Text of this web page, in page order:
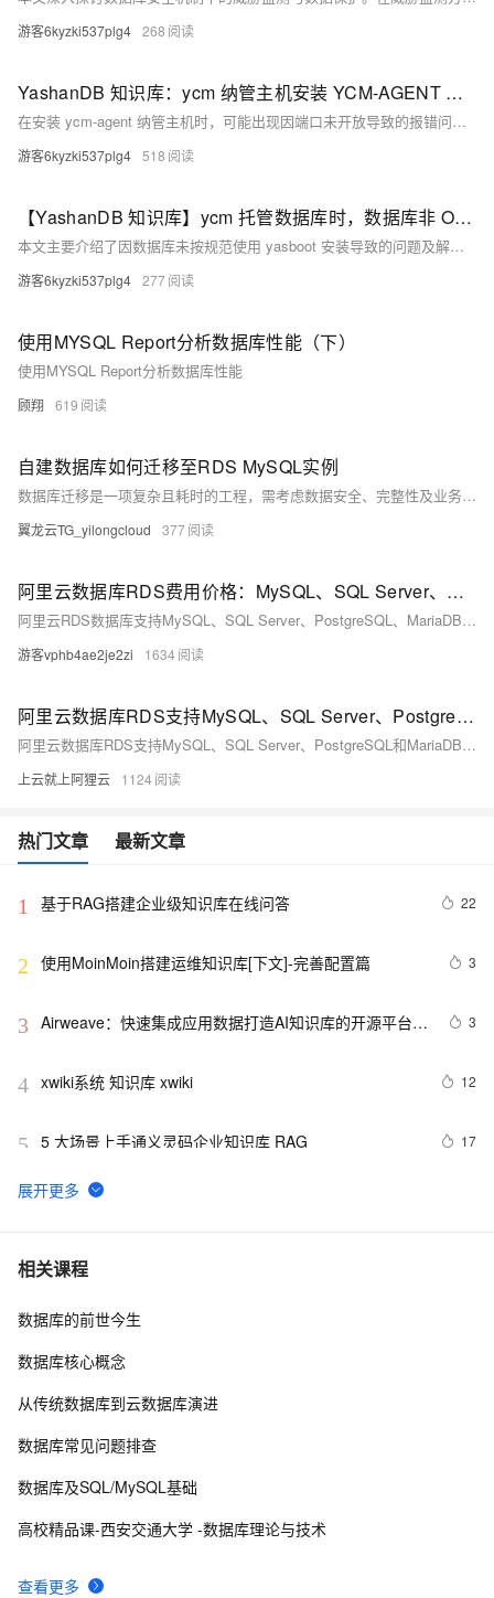
游客6kyzki537plg4 268
YashanDB 知识库：ycm 纳管主机安装 YCM-AGENT 时报错 “任务提交失败，无法连接主机”
在安装 ycm-agent 纳管主机时，可能出现因端口未开放导致的报错问题。此问题会阻止 YCM 对主机和数据库的监控功能，影响版本为 `yashandb-cloud-manager-23.2.1.100-linux-aarch64.tar`。原因是目标主机（如 10.149.223.121）未开放 9070 或 9071 端口。解决方法包括关闭防火墙、添加白名单或开放指定端口，需与管理员确认操作。处理过程涉及网络检查、端口测试等步骤。端口问题解决后，若再次安装报唯一键错误，需先移除失败主机再重试。
游客6kyzki537plg4 518
【YashanDB 知识库】ycm 托管数据库时，数据库非 OM 安装无法托管
本文主要介绍了因数据库未按规范使用 yasboot 安装导致的问题及解决方法。问题表现为无 yasom 和 yasagent 进程，且目录结构缺失，致使 ycm 无法托管与监控。分析发现可能是数据库版本旧或安装不规范引起。解决方法为先生成配置文件，安装 yasom 和 yasagent，再生成并修改托管配置模板，最终通过命令完成托管至 yasom 和 ycm。总结强调了按规范安装数据库的重要性以避免类似问题。
游客6kyzki537plg4 277
使用MYSQL Report分析数据库性能（下）
使用MYSQL Report分析数据库性能
顾翔 619
自建数据库如何迁移至RDS MySQL实例
数据库迁移是一项复杂且耗时的工程，需考虑数据安全、完整性及业务中断影响。使用阿里云数据传输服务DTS，可快速、平滑完成迁移任务，将应用停机时间降至分钟级。您还可通过全量备份自建数据库并恢复至RDS MySQL实例，实现间接迁移上云。
翼龙云TG_yilongcloud 377
阿里云数据库RDS费用价格：MySQL、SQL Server、PostgreSQL和MariaDB引擎收费标准
阿里云RDS数据库支持MySQL、SQL Server、PostgreSQL、MariaDB，多种引擎优惠上线！MySQL倚天版88元/年，SQL Server 2核4G仅299元/年，PostgreSQL 227元/年起。高可用、可弹性伸缩，安全稳定。详情见官网活动页。
游客vphb4ae2je2zi 1634
阿里云数据库RDS支持MySQL、SQL Server、PostgreSQL和MariaDB引擎
阿里云数据库RDS支持MySQL、SQL Server、PostgreSQL和MariaDB引擎，提供高性价比、稳定安全的云数据库服务，适用于多种行业与业务场景。
上云就上阿狸云 1124
热门文章 最新文章
1 基于RAG搭建企业级知识库在线问答 22
2 使用MoinMoin搭建运维知识库[下文]-完善配置篇 3
3 Airweave：快速集成应用数据打造AI知识库的开源平台，
3
4 xwiki系统 知识库 xwiki 12
5 5 大场景上手通义灵码企业知识库 RAG 17
6 利用Zyplayer-doc知识库部署企微智能客服
7 手把手教学构建证券知识图谱/知识库（含码源）：网页
示
8 方案测评|巧用文档智能和RAG构建大语言模型知识库
10基于自己的数据库构建基于LLM的专属知识库
相关课程
查看更多
数据库的前世今生
数据库核心概念
从传统数据库到云数据库演进
数据库常见问题排查
数据库及SQL/MySQL基础
高校精品课-西安交通大学 -数据库理论与技术